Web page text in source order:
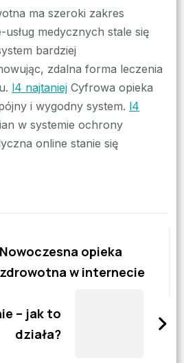
ma szeroki zakres
medycznych stale się
bardziej
zdalna forma leczenia
l4 najtaniejCyfrowa opieka
i wygodny system. l4
w systemie ochrony
online stanie się
Nowoczesna opieka
zdrowotna w internecie
– jak to
działa?